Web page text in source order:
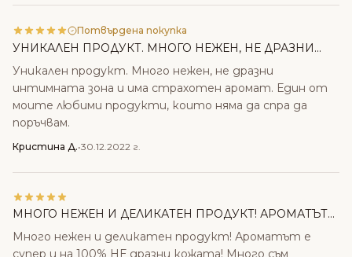
Потвърдена покупка
УНИКАЛЕН ПРОДУКТ. МНОГО НЕЖЕН, НЕ ДРАЗНИ...
Уникален продукт. Много нежен, не дразни
интимната зона и има страхотен аромат. Един от
моите любими продукти, които няма да спра да
поръчвам.
Кристина Д.•30.12.2022 г.
МНОГО НЕЖЕН И ДЕЛИКАТЕН ПРОДУКТ! АРОМАТЪТ...
Много нежен и деликатен продукт! Ароматът е
супер и на 100% НЕ дразни кожата! Много съм